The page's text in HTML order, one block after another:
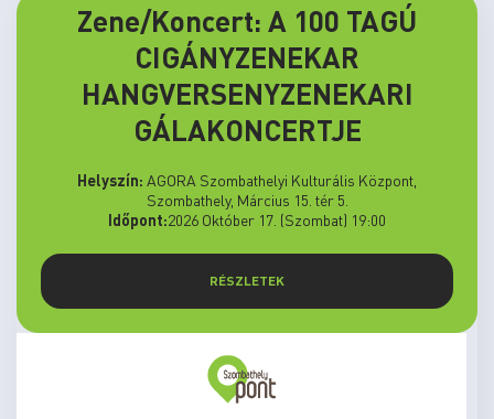
Zene/Koncert: A 100 TAGÚ
CIGÁNYZENEKAR
HANGVERSENYZENEKARI
GÁLAKONCERTJE
Helyszín: AGORA Szombathelyi Kulturális Központ,
Szombathely, Március 15. tér 5.
Időpont:2026 Október 17. (Szombat) 19:00
RÉSZLETEK